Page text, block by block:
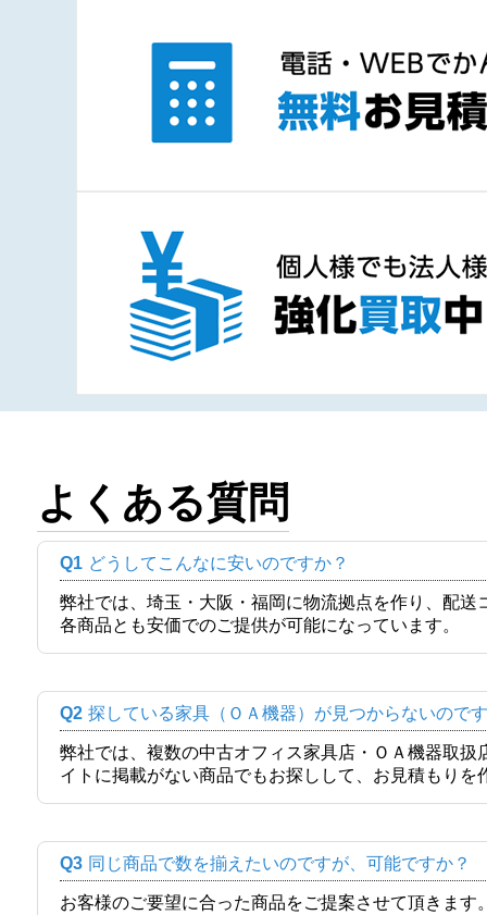
よくある質問
Q1 どうしてこんなに安いのですか？
弊社では、埼玉・大阪・福岡に物流拠点を作り、配
各商品とも安価でのご提供が可能になっています。
Q2 探している家具（ＯＡ機器）が見つからないので
弊社では、複数の中古オフィス家具店・ＯＡ機器取
イトに掲載がない商品でもお探しして、お見積もりを
Q3 同じ商品で数を揃えたいのですが、可能ですか？
お客様のご要望に合った商品をご提案させて頂きま